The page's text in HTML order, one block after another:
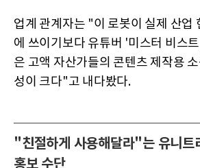
업계 관계자는 "이 로봇이 실제 산업
에 쓰이기보다 유튜버 '미스터 비스
은 고액 자산가들의 콘텐츠 제작용
성이 크다"고 내다봤다.
"친절하게 사용해달라"는 유니트
홍보 수단